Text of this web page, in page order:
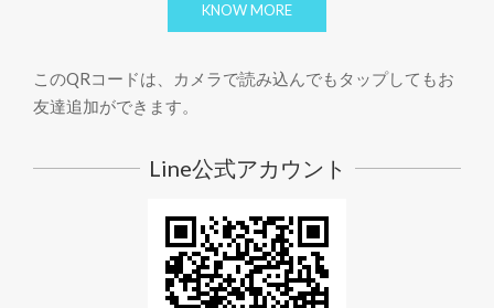
KNOW MORE
このQRコードは、カメラで読み込んでもタップしてもお
友達追加ができます。
Line公式アカウント